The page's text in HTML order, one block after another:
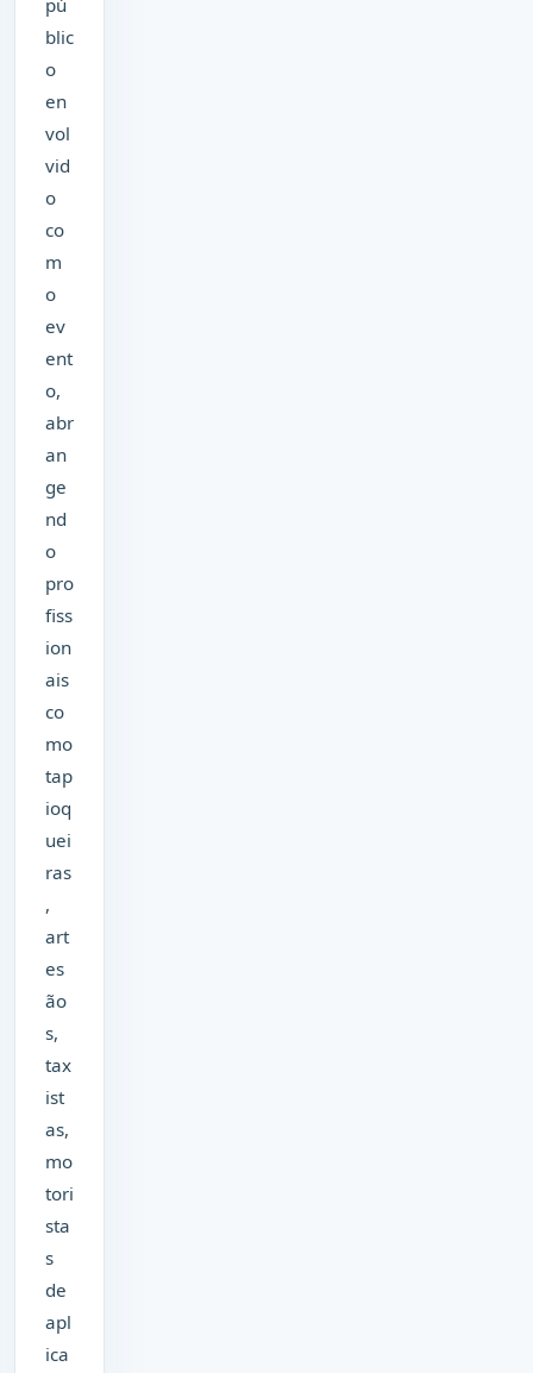
pú
blic
o
en
vol
vid
o
co
m
o
ev
ent
o,
abr
an
ge
nd
o
pro
fiss
ion
ais
co
mo
tap
ioq
uei
ras
,
art
es
ão
s,
tax
ist
as,
mo
tori
sta
s
de
apl
ica